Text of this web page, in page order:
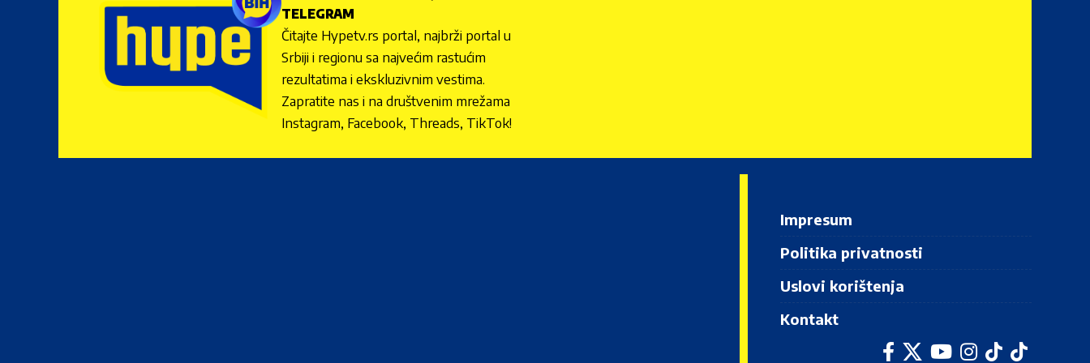
TELEGRAM
Čitajte Hypetv.rs portal, najbrži portal u
Srbiji i regionu sa najvećim rastućim
rezultatima i ekskluzivnim vestima.
Zapratite nas i na društvenim mrežama
Instagram, Facebook, Threads, TikTok!
Impresum
Politika privatnosti
Uslovi korištenja
Kontakt